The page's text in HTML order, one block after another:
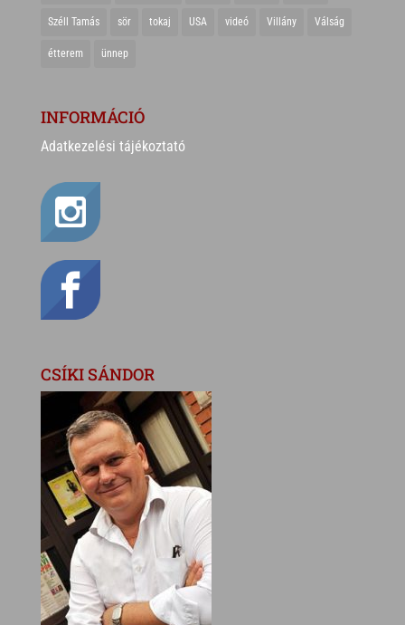
Széll Tamás sör tokaj USA videó Villány Válság
étterem ünnep
INFORMÁCIÓ
Adatkezelési tájékoztató
CSÍKI SÁNDOR